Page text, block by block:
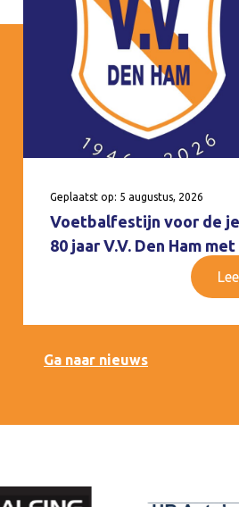
Geplaatst op: 5 augustus, 2026
Voetbalfestijn voor de
80 jaar V.V. Den Ham
Ga naar nieuws